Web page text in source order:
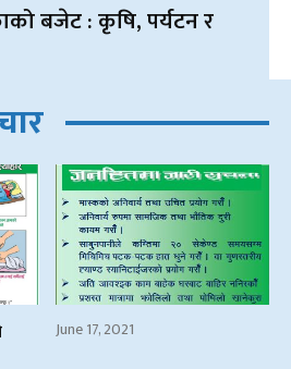
बजेट : कृषि, पर्यटन र
June 17, 2021